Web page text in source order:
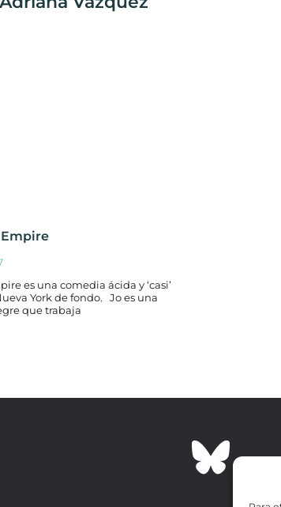
es una comedia ácida y ‘casi’
York de fondo. Jo es una
que trabaja